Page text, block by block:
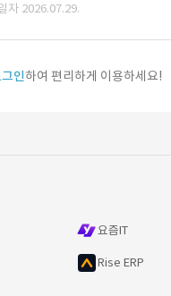
자 2026.07.29.
인하여 편리하게 이용하세요!
요즘IT
Rise ERP